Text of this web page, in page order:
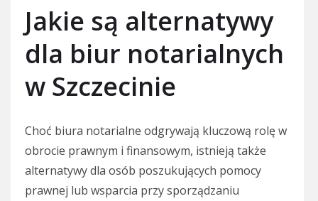
Jakie są alternatywy
dla biur notarialnych
w Szczecinie
Choć biura notarialne odgrywają kluczową rolę w
obrocie prawnym i finansowym, istnieją także
alternatywy dla osób poszukujących pomocy
prawnej lub wsparcia przy sporządzaniu